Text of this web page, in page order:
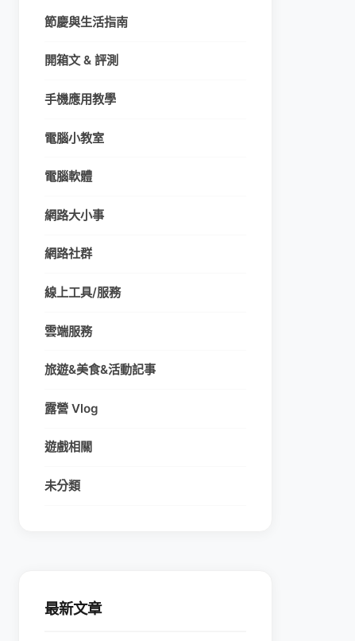
節慶與生活指南
開箱文 & 評測
手機應用教學
電腦小教室
電腦軟體
網路大小事
網路社群
線上工具/服務
雲端服務
旅遊&美食&活動記事
露營 Vlog
遊戲相關
未分類
最新文章